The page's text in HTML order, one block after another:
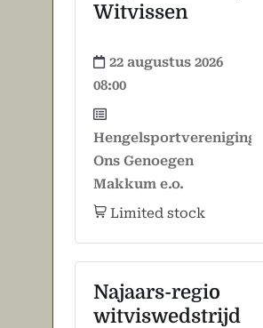
Witvissen
22 augustus 2026
08:00
Hengelsportvereniging
Ons Genoegen
Makkum e.o.
Limited stock
Najaars-regio
witviswedstrijd